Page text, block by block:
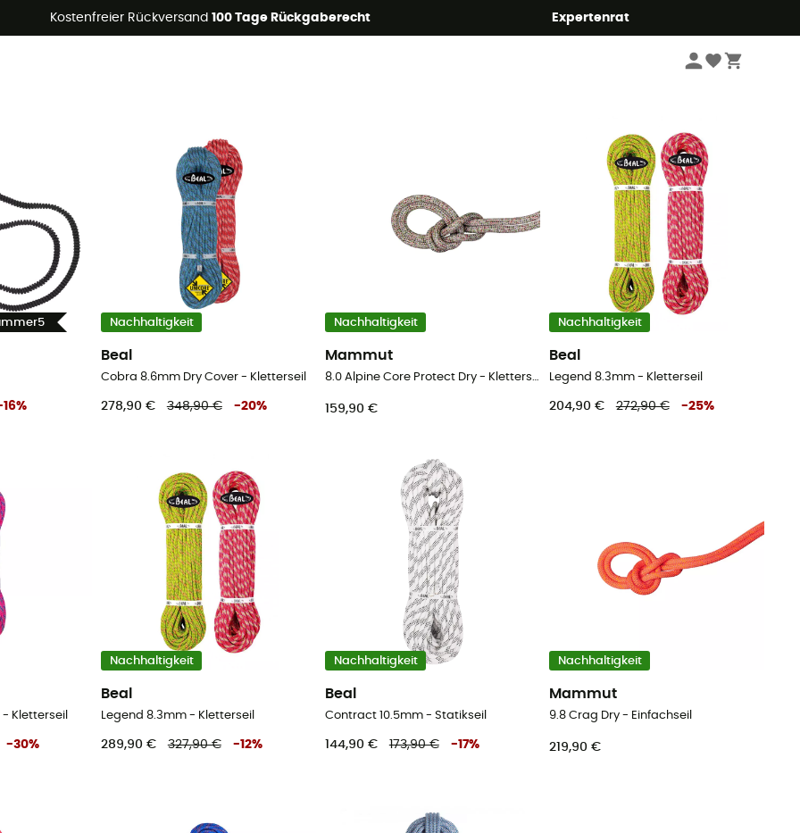
Kostenfreier Rückversand 100 Tage Rückgaberecht Expertenrat
16%
Nachhaltigkeit
Beal
Cobra 8.6mm Dry Cover - Kletterseil
278,90 € 348,90 € -20%
Nachhaltigkeit
Mammut
8.0 Alpine Core Protect Dry - Kletterseil
159,90 €
Nachhaltigkeit
Beal
Legend 8.3mm - Kletterseil
204,90 € 272,90 € -25%
- Kletterseil
-30%
Nachhaltigkeit
Beal
Legend 8.3mm - Kletterseil
289,90 € 327,90 € -12%
Nachhaltigkeit
Beal
Contract 10.5mm - Statikseil
144,90 € 173,90 € -17%
Nachhaltigkeit
Mammut
9.8 Crag Dry - Einfachseil
219,90 €